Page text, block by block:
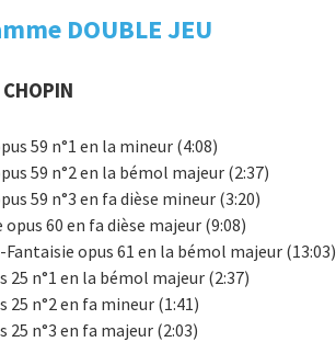
DOUBLE JEU
59 n°1 en la mineur (4:08)
59 n°2 en la bémol majeur (2:37)
59 n°3 en fa dièse mineur (3:20)
60 en fa dièse majeur (9:08)
opus 61 en la bémol majeur (13:03)
25 n°1 en la bémol majeur (2:37)
25 n°2 en fa mineur (1:41)
25 n°3 en fa majeur (2:03)